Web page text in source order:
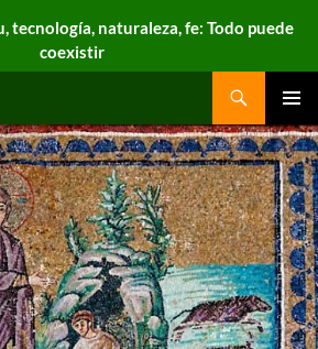
tecnología, naturaleza, fe: Todo puede
coexistir
MENU